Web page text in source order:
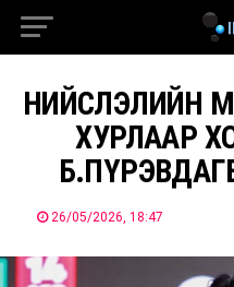
НИЙСЛЭЛИЙН
ХУРЛААР
26/05/2026, 18:47